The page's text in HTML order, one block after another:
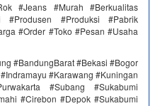
#Jeans #Murah #Berkualitas
#Produsen #Produksi #Pabrik
#Order #Toko #Pesan #Usaha
#BandungBarat #Bekasi #Bogor
#Karawang #Kuningan
#Subang #Sukabumi
#Cirebon #Depok #Sukabumi